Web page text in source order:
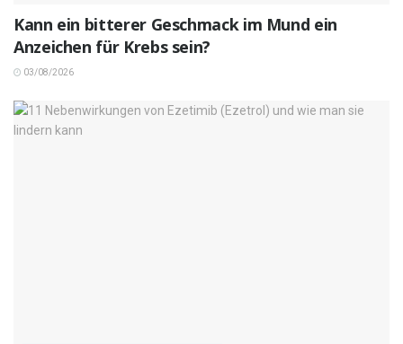
Kann ein bitterer Geschmack im Mund ein
Anzeichen für Krebs sein?
03/08/2026